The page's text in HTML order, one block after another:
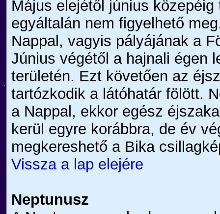
Május elejétől június
egyáltalán nem figyelhető
Nappal, vagyis pályájának a
Június végétől a hajnali égen
területén. Ezt követően az
tartózkodik a látóhatár fölött.
a Nappal, ekkor egész
kerül egyre korábbra, de év
megkereshető a Bika
Vissza a lap elejére
Neptunusz